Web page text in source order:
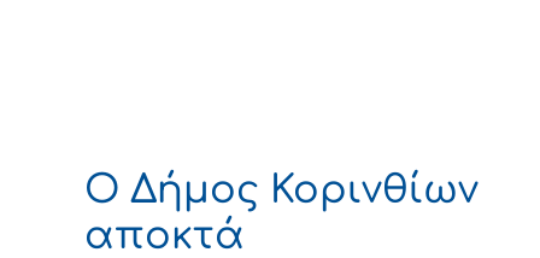
Ο Δήμος Κορινθίων
αποκτά